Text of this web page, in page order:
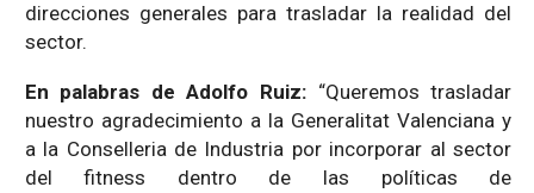
direcciones generales para trasladar la realidad del
sector.
En palabras de Adolfo Ruiz: “Queremos trasladar
nuestro agradecimiento a la Generalitat Valenciana y
a la Conselleria de Industria por incorporar al sector
del fitness dentro de las políticas de